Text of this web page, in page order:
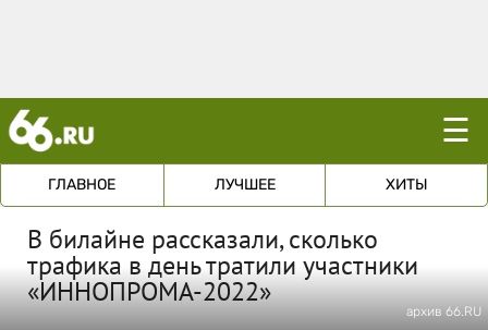
☰
ГЛАВНОЕ ЛУЧШЕЕ ХИТЫ
В билайне рассказали, сколько
трафика в день тратили участники
«ИННОПРОМА-2022»
архив 66.RU